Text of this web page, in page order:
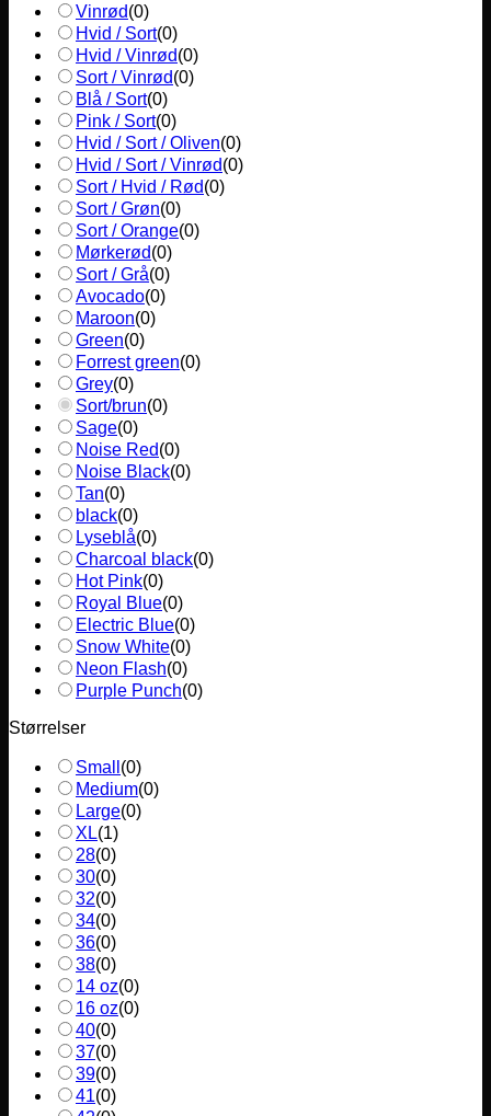
Vinrød(0)
Hvid / Sort(0)
Hvid / Vinrød(0)
Sort / Vinrød(0)
Blå / Sort(0)
Pink / Sort(0)
Hvid / Sort / Oliven(0)
Hvid / Sort / Vinrød(0)
Sort / Hvid / Rød(0)
Sort / Grøn(0)
Sort / Orange(0)
Mørkerød(0)
Sort / Grå(0)
Avocado(0)
Maroon(0)
Green(0)
Forrest green(0)
Grey(0)
Sort/brun(0)
Sage(0)
Noise Red(0)
Noise Black(0)
Tan(0)
black(0)
Lyseblå(0)
Charcoal black(0)
Hot Pink(0)
Royal Blue(0)
Electric Blue(0)
Snow White(0)
Neon Flash(0)
Purple Punch(0)
Størrelser
Small (0)
Medium(0)
Large(0)
XL(1)
28(0)
30(0)
32(0)
34(0)
36(0)
38(0)
14 oz(0)
16 oz(0)
40(0)
37(0)
39(0)
41(0)